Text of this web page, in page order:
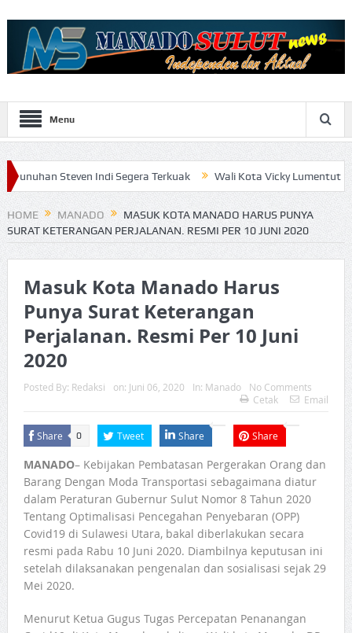
Menu
Indi Segera Terkuak Wali Kota Vicky Lumentut Serahkan
HOME MANADO
MASUK KOTA MANADO HARUS PUNYA
SURAT KETERANGAN PERJALANAN. RESMI PER 10 JUNI 2020
Masuk Kota Manado Harus
Punya Surat Keterangan
Perjalanan. Resmi Per 10 Juni
2020
Posted By: Redaksi on: Juni 06, 2020 In: Manado
No Comments
Cetak
Email
Share 0 Tweet Share Share
MANADO– Kebijakan Pembatasan Pergerakan Orang dan
Barang Dengan Moda Transportasi sebagaimana diatur
dalam Peraturan Gubernur Sulut Nomor 8 Tahun 2020
Tentang Optimalisasi Pencegahan Penyebaran (OPP)
Covid19 di Sulawesi Utara, bakal diberlakukan secara
resmi pada Rabu 10 Juni 2020. Diambilnya keputusan ini
setelah dilaksanakan pengenalan dan sosialisasi sejak 29
Mei 2020.
Menurut Ketua Gugus Tugas Percepatan Penanangan